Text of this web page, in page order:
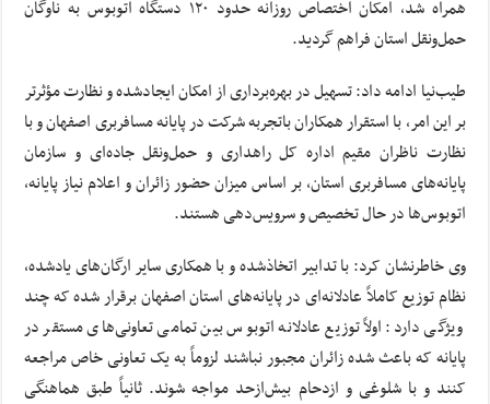
همراه شد، امکان اختصاص روزانه حدود ۱۲۰ دستگاه اتوبوس به ناوگان
حمل‌ونقل استان فراهم گردید.
طیب‌نیا ادامه داد: تسهیل در بهره‌برداری از امکان ایجادشده و نظارت مؤثرتر
بر این امر، با استقرار همکاران باتجربه شرکت در پایانه مسافربری اصفهان و با
نظارت ناظران مقیم اداره کل راهداری و حمل‌ونقل جاده‌ای و سازمان
پایانه‌های مسافربری استان، بر اساس میزان حضور زائران و اعلام نیاز پایانه،
اتوبوس‌ها در حال تخصیص و سرویس‌دهی هستند.
وی خاطرنشان کرد: با تدابیر اتخاذشده و با همکاری سایر ارگان‌های یادشده،
نظام توزیع کاملاً عادلانه‌ای در پایانه‌های استان اصفهان برقرار شده که چند
ویژگی دارد: اولاً توزیع عادلانه اتوبوس بین تمامی تعاونی‌های مستقر در
پایانه که باعث شده زائران مجبور نباشند لزوماً به یک تعاونی خاص مراجعه
کنند و با شلوغی و ازدحام بیش‌ازحد مواجه شوند. ثانیاً طبق هماهنگی